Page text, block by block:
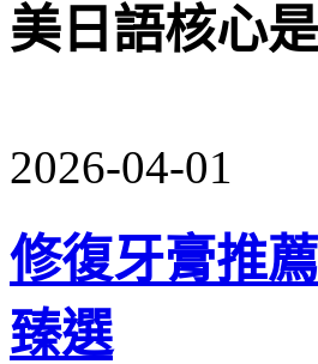
美日語核心
2026-04-01
修復牙膏推
臻選